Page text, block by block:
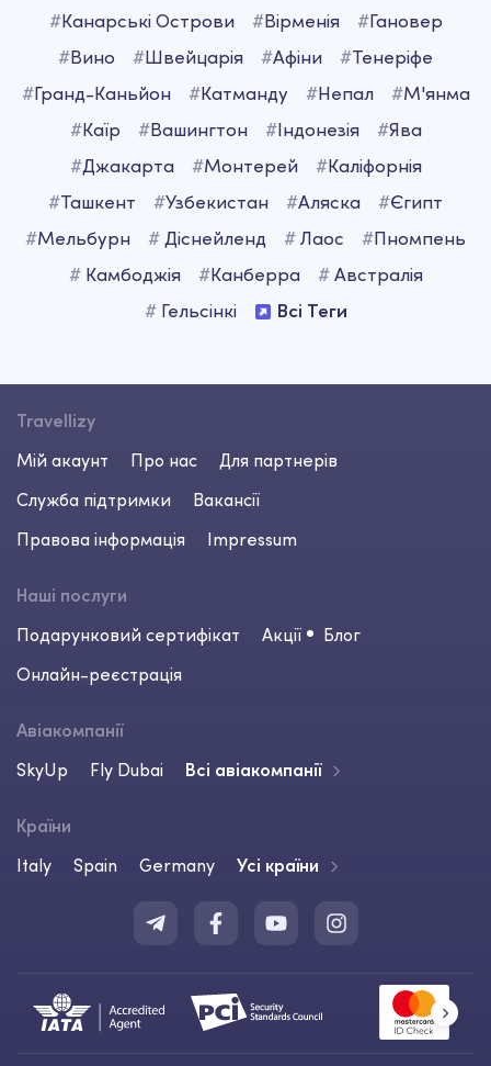
#Канарські Острови #Вірменія #Гановер
#Вино #Швейцарія #Афіни #Тенеріфе
#Гранд-Каньйон #Катманду #Непал #М'янма
#Каїр #Вашингтон #Iндонезія #Ява
#Джакарта #Монтерей #Каліфорнія
#Ташкент #Узбекистан #Аляска #Єгипт
#Мельбурн #Діснейленд #Лаос #Пномпень
#Камбоджія #Канберра #Австралія
#Гельсінкі Всі Теги
Travellizy
Мій акаунт
Про нас
Для партнерів
Служба підтримки
Вакансії
Правова інформація
Impressum
Наші послуги
Подарунковий сертифікат
Акції
Блог
Онлайн-реєстрація
Авіакомпанії
SkyUp
Fly Dubai Всі авіакомпанії
Країни
Italy
Spain Germany Усі країни